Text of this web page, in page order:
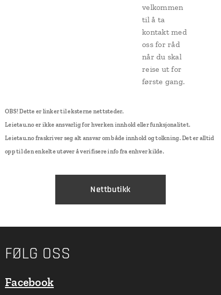
velkommen
til å ta
kontakt med
oss for råd
når du skal
reise ut for
første gang.
OBS! Dette er linker til eksterne nettsteder.
Leietau.no er ikke ansvarlig for hverken innhold eller funksjonalitet.
Leietau.no fraskriver seg alt ansvar om både innhold og tolkning. Det er alltid
opp til den enkelte utøver å verifisere info fra enhver kilde.
Nettbutikk
FØLG OSS
Facebook